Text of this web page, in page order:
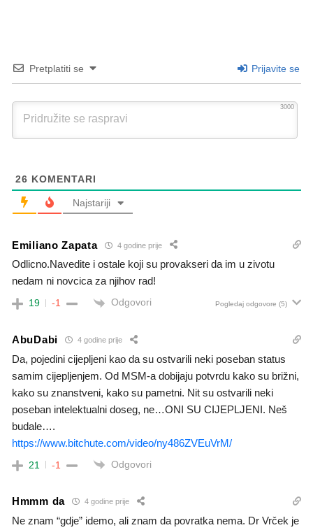
Pretplatiti se Prijavite se
3000
26 KOMENTARI
Najstariji
Emiliano Zapata 4 godine prije
Odlicno.Navedite i ostale koji su provakseri da im u zivotu
nedam ni novcica za njihov rad!
19 -1 Odgovori Pogledaj odgovore (5)
AbuDabi 4 godine prije
Da, pojedini cijepljeni kao da su ostvarili neki poseban status
samim cijepljenjem. Od MSM-a dobijaju potvrdu kako su brižni,
kako su znanstveni, kako su pametni. Nit su ostvarili neki
poseban intelektualni doseg, ne…ONI SU CIJEPLJENI. Neš
budale….
https://www.bitchute.com/video/ny486ZVEuVrM/
21 -1 Odgovori
Hmmm da 4 godine prije
Ne znam “gdje” idemo, ali znam da povratka nema. Dr Vrček je